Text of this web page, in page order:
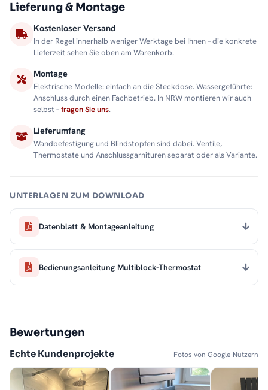
Lieferung & Montage
Kostenloser Versand
In der Regel innerhalb weniger Werktage bei Ihnen – die konkrete
Lieferzeit sehen Sie oben am Warenkorb.
Montage
Elektrische Modelle: einfach an die Steckdose. Wassergeführte:
Anschluss durch einen Fachbetrieb. In NRW montieren wir auch
selbst –fragen Sie uns.
Lieferumfang
Wandbefestigung und Blindstopfen sind dabei. Ventile,
Thermostate und Anschlussgarnituren separat oder als Variante.
UNTERLAGEN ZUM DOWNLOAD
Datenblatt & Montageanleitung
Bedienungsanleitung Multiblock-Thermostat
Bewertungen
Echte Kundenprojekte Fotos von Google-Nutzern